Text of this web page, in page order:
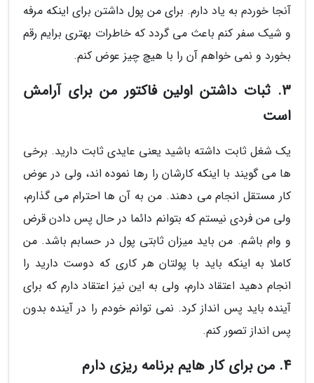
آنجا خوردم به یاد دارم. برای من پول داشتن برای اینکه مرفه
و شیک سفر کنم باعث می گردد که خاطرات بهتری برایم رقم
بخورد و نمی خواهم آن را با هیچ چیز عوض کنم.
3. ثبات داشتن اولین فاکتور من برای آرامش
است
یک شغل ثابت داشته باشید یعنی عایدی ثابت دارید. برخی
ها می گویند با اینکه کارشان را رها نموده اند، ولی در عوض
کار مستقل انجام می دهند. من به آن ها احترام می گذارم،
ولی من فردی نیستم که بتوانم دائما در حال پس دادن قرض
و وام باشم. من باید میزان ثابتی پول در حسابم باشد. من
کاملا به اینکه باید با پولتان هر کاری که دوست دارید را
انجام دهید اعتقاد دارم، ولی به این نیز اعتقاد دارم که برای
آینده باید پس انداز کرد. نمی توانم خودم را در آینده بدون
پس انداز تصور کنم.
4. من برای کار هایم برنامه ریزی دارم